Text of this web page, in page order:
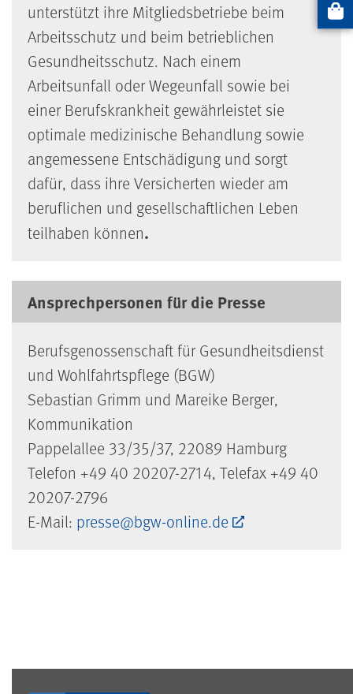
unterstützt ihre Mitgliedsbetriebe beim
Arbeitsschutz und beim betrieblichen
Gesundheitsschutz. Nach einem
Arbeitsunfall oder Wegeunfall sowie bei
einer Berufskrankheit gewährleistet sie
optimale medizinische Behandlung sowie
angemessene Entschädigung und sorgt
dafür, dass ihre Versicherten wieder am
beruflichen und gesellschaftlichen Leben
teilhaben können.
Ansprechpersonen für die Presse
Berufsgenossenschaft für Gesundheitsdienst
und Wohlfahrtspflege (BGW)
Sebastian Grimm und Mareike Berger,
Kommunikation
Pappelallee 33/35/37, 22089 Hamburg
Telefon +49 40 20207-2714, Telefax +49 40
20207-2796
E-Mail: presse@bgw-online.de
Artikel